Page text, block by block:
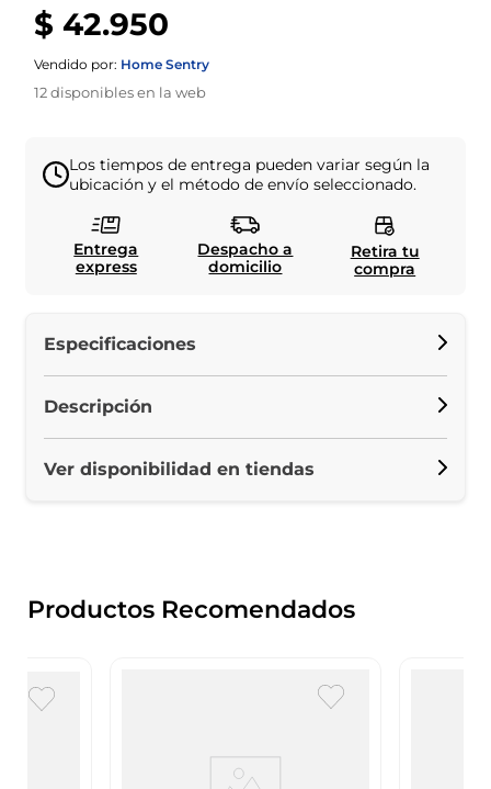
$ 42.950
Vendido por: Home Sentry
12disponibles en la web
Los tiempos de entrega pueden variar según la
ubicación y el método de envío seleccionado.
Entrega
express
Despacho a
domicilio
Retira tu
compra
Especificaciones
Descripción
Ver disponibilidad en tiendas
Productos Recomendados